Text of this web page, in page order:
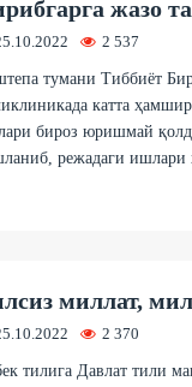
жазо
2 537
тумани Тиббиёт
катта
бироз юришмай
режадаги ишлари
миллат,
2 370
тилига Давлат тили